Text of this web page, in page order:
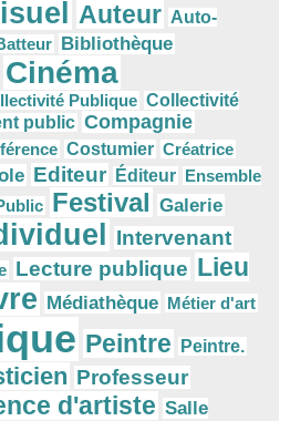
Auteur Auto-
Bibliothèque
Cinéma
Publique Collectivité
public Compagnie
Costumier Créatrice
Editeur Éditeur Ensemble
Festival Galerie
Intervenant
Lecture publique Lieu
Médiathèque Métier d'art
Peintre Peintre.
Professeur
d'artiste Salle